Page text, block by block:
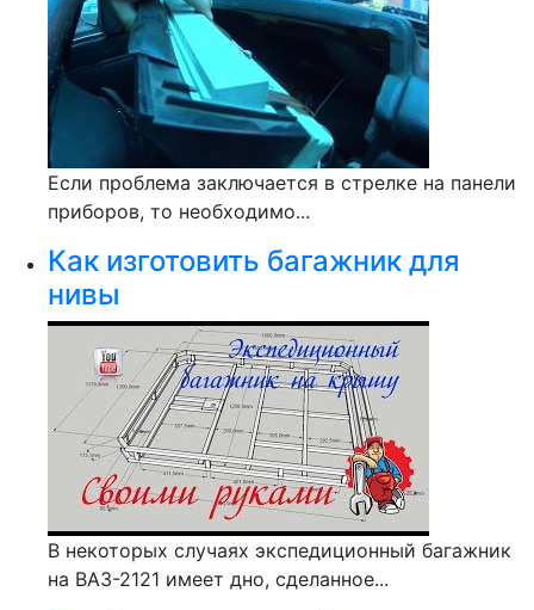
Если проблема заключается в стрелке на панели
приборов, то необходимо...
Как изготовить багажник для
нивы
В некоторых случаях экспедиционный багажник
на ВАЗ-2121 имеет дно, сделанное...